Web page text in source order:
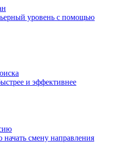
уровень с помощью
и эффективнее
начать смену направления